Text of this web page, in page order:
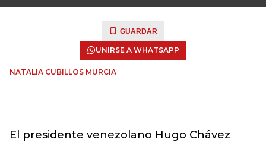
GUARDAR
UNIRSE A WHATSAPP
NATALIA CUBILLOS MURCIA
El presidente venezolano Hugo Chávez